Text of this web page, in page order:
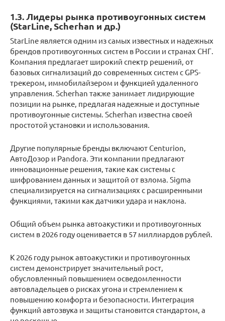
1.3. Лидеры рынка противоугонных систем
(StarLine, Scherhan и др.)
StarLine является одним из самых известных и надежных
брендов противоугонных систем в России и странах СНГ.
Компания предлагает широкий спектр решений, от
базовых сигнализаций до современных систем с GPS-
трекером, иммобилайзером и функцией удаленного
управления. Scherhan также занимает лидирующие
позиции на рынке, предлагая надежные и доступные
противоугонные системы. Scherhan известна своей
простотой установки и использования.
Другие популярные бренды включают Centurion,
АвтоДозор и Pandora. Эти компании предлагают
инновационные решения, такие как системы с
шифрованием данных и защитой от взлома. Sigma
специализируется на сигнализациях с расширенными
функциями, такими как датчики удара и наклона.
Общий объем рынка автоакустики и противоугонных
систем в 2026 году оценивается в 57 миллиардов рублей.
К 2026 году рынок автоакустики и противоугонных
систем демонстрирует значительный рост,
обусловленный повышением осведомленности
автовладельцев о рисках угона и стремлением к
повышению комфорта и безопасности. Интеграция
функций автозвука и защиты становится стандартом, а